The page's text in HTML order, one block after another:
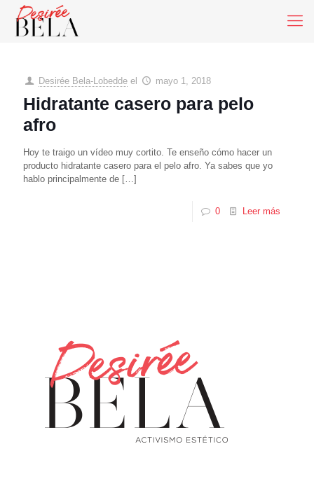
Desirée Bela-Lobedde el mayo 1, 2018
Hidratante casero para pelo
afro
Hoy te traigo un vídeo muy cortito. Te enseño cómo hacer un
producto hidratante casero para el pelo afro. Ya sabes que yo
hablo principalmente de […]
0 Leer más